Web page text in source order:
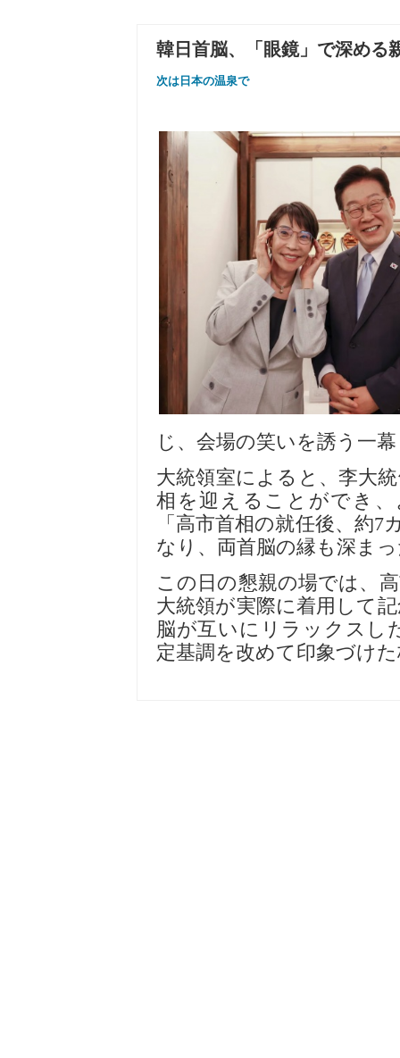
韓日首脳、「眼鏡」で深める
次は日本の温泉で
じ、 会場の笑いを誘う一
大統領室によると、李大
相を迎えることができ
「高市首相の就任後、約7
なり、 両首脳の縁 も深ま
この日の懇親の場では、
大統領が実際に着用して
脳が互いにリラックスし
定基調を改めて印象づけ